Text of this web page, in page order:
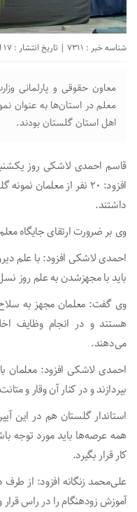
شناسه خبر : 7311 | تاریخ انتشار : 17 اردیبهشت 1402 - 23:20 |
اهل استان گلستان بودند.
قاسم احمدی لاشکی روز
افزود: ۲۰ نفر از
داشتند.
وی بر ضرورت ارتقای جایگاه
احمدی لاشکی افزود: با علم
باید با مجهزشدن به علم روز
وی گفت: معلمان مجهز به
هستند و در انجام وظایف
می‌دهند.
احمدی لاشکی افزود: معلمان
بپردازند و در کنار آن وقار و
استاندار گلستان هم در این
همه عرصه‌ها باید مورد توجه
کار قرار بگیرد.
علی‌محمد زنگانه افزود: از
آموزش زودهنگام را در راس